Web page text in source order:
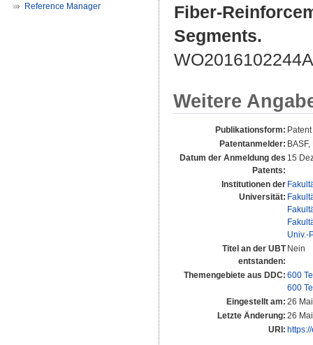
Reference Manager
Fiber-
Segments.
Weitere
Publikationsform: Patent
Patentanmelder:
Datum der Anmeldung des
Patents:
15
Institutionen der
Universität:
Univ.-
Titel an der UBT
entstanden:
Nein
Themengebiete aus DDC: 600
600
Eingestellt am: 26
Letzte Änderung: 26
URI: